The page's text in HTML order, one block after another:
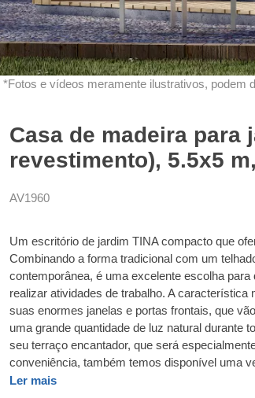
*Fotos e vídeos meramente ilustrativos, podem
Casa de madeira para
revestimento), 5.5x5
AV1960
Um escritório de jardim TINA compacto que
Combinando a forma tradicional com um
contemporânea, é uma excelente escolha
realizar atividades de trabalho. A
suas enormes janelas e portas frontais, que
uma grande quantidade de luz natural durante
seu terraço encantador, que será
conveniência, também temos disponível uma
Ler mais